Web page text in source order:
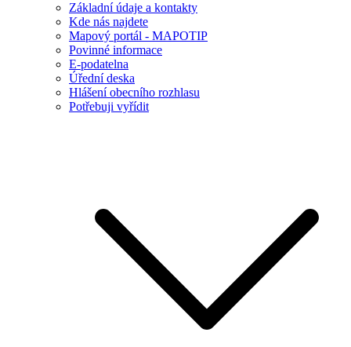
Základní údaje a kontakty
Kde nás najdete
Mapový portál - MAPOTIP
Povinné informace
E-podatelna
Úřední deska
Hlášení obecního rozhlasu
Potřebuji vyřídit